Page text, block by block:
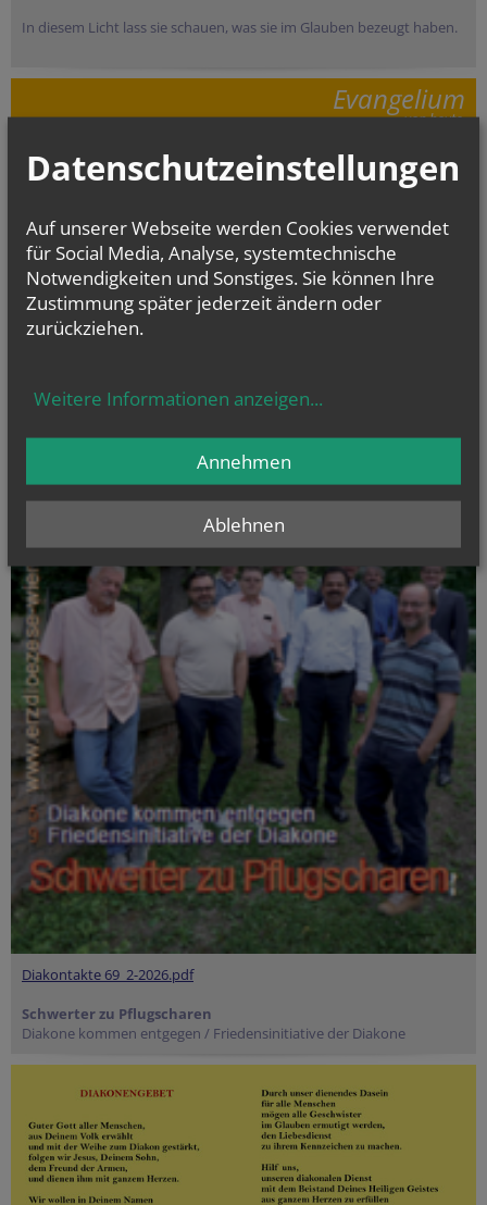
In diesem Licht lass sie schauen, was sie im Glauben bezeugt haben.
Evangelium
von heute
Um welchen Preis kann ein Mensch sein Leben zurückkaufen?
Diakontakte 69_2-2026.pdf
Schwerter zu Pflugscharen
Diakone kommen entgegen / Friedensinitiative der Diakone
Datenschutzeinstellungen
Auf unserer Webseite werden Cookies verwendet
für Social Media, Analyse, systemtechnische
Notwendigkeiten und Sonstiges. Sie können Ihre
Zustimmung später jederzeit ändern oder
zurückziehen.
Weitere Informationen anzeigen...
Ablehnen
Annehmen